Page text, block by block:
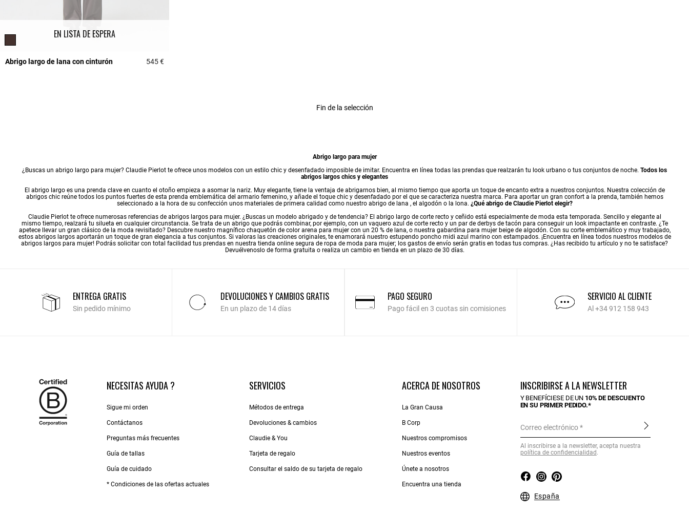
EN LISTA DE ESPERA
Abrigo largo de lana con cinturón 545 €3,6 out of 5 Customer Rating
Fin de la selección
Abrigo largo para mujer
¿Buscas un abrigo largo para mujer? Claudie Pierlot te ofrece unos modelos con un estilo chic y desenfadado imposible de imitar. Encuentra en línea todas las prendas que realzarán tu look urbano o tus conjuntos de noche. Todos los
abrigos largos chics y elegantes
El abrigo largo es una prenda clave en cuanto el otoño empieza a asomar la nariz. Muy elegante, tiene la ventaja de abrigarnos bien, al mismo tiempo que aporta un toque de encanto extra a nuestros conjuntos. Nuestra colección de
abrigos chicreúne todos los puntos fuertes de esta prenda emblemática del armario femenino, y añade el toque chic y desenfadado por el que se caracteriza nuestra marca. Para aportar un gran confort a la prenda, también hemos
seleccionado a la hora de su confección unos materiales de primera calidad como nuestro abrigo de lana , el algodón o la lona. ¿Qué abrigo de Claudie Pierlot elegir?
Claudie Pierlot te ofrece numerosas referencias de abrigos largos para mujer. ¿Buscas un modelo abrigado y de tendencia? El abrigo largo de corte recto y ceñido está especialmente de moda esta temporada. Sencillo y elegante al
mismo tiempo, realzará tu silueta en cualquier circunstancia. Se trata de un abrigo que podrás combinar, por ejemplo, con un vaquero azul de corte recto y un par de derbys de tacón para conseguir un look impactante en contraste. ¿Te
apetece llevar un gran clásico de la moda revisitado? Descubre nuestro magnífico chaquetón de color arena para mujer con un 20 % de lana, o nuestra gabardina para mujerbeige de algodón. Con su corte emblemático y muy trabajado,
estos abrigos largos aportarán un toque de gran elegancia a tus conjuntos. Si valoras las creaciones originales, te enamorará nuestro estupendo poncho midi azul marino con estampados. ¡Encuentra en línea todos nuestros modelos de
abrigos largos para mujer! Podrás solicitar con total facilidad tus prendas en nuestra tienda online segura de ropa de moda para mujer; los gastos de envío serán gratis en todas tus compras. ¿Has recibido tu artículo y no te satisface?
Devuélvenoslo de forma gratuita o realiza un cambio en tienda en un plazo de 30 días.
ENTREGA GRATIS
Sin pedido mínimo
DEVOLUCIONES Y CAMBIOS GRATIS
En un plazo de 14 días
PAGO SEGURO
Pago fácil en 3 cuotas sin comisiones
SERVICIO AL CLIENTE
Al +34 912 158 943
NECESITAS AYUDA ?
Sigue mi orden
Contáctanos
Preguntas más frecuentes
Guía de tallas
Guía de cuidado
* Condiciones de las ofertas actuales
SERVICIOS
Métodos de entrega
Devoluciones & cambios
Claudie & You
Tarjeta de regalo
Consultar el saldo de su tarjeta de regalo
ACERCA DE NOSOTROS
La Gran Causa
B Corp
Nuestros compromisos
Nuestros eventos
Únete a nosotros
Encuentra una tienda
INSCRIBIRSE A LA NEWSLETTER
Y BENEFÍCIESE DE UN 10% DE DESCUENTO
EN SU PRIMER PEDIDO.*
Correo electrónico
Al inscribirse a la newsletter, acepta nuestra
política de confidencialidad .
España